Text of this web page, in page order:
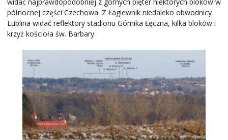
widać najprawdopodobniej z górnych pięter niektórych bloków w
północnej części Czechowa. Z Łagiewnik niedaleko obwodnicy
Lublina widać reflektory stadionu Górnika Łęczna, kilka bloków i
krzyż kościoła św. Barbary.